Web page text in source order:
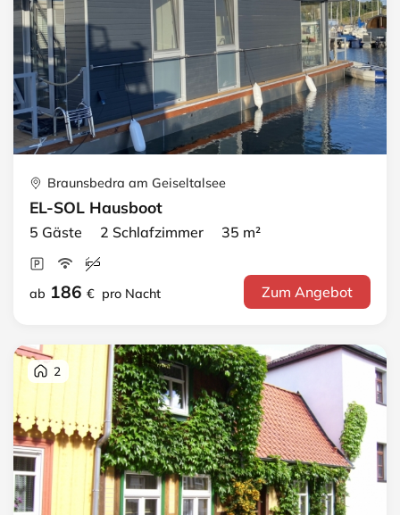
Braunsbedra am Geiseltalsee
EL-SOL Hausboot
5 Gäste 2 Schlafzimmer 35 m²
ab 186 € pro Nacht Zum Angebot
2